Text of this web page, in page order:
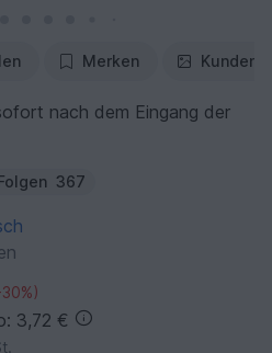
Merken
nach dem Eingang der
367
3,72 €